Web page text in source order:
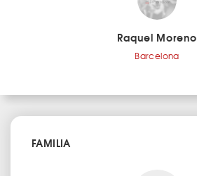
Raquel Moreno
Barcelona
FAMILIA